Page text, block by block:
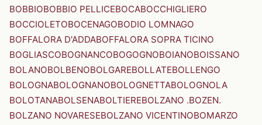
BOBBIOBOBBIO PELLICEBOCABOCCHIGLIERO
BOCCIOLETOBOCENAGOBODIO LOMNAGO
BOFFALORA D'ADDABOFFALORA SOPRA TICINO
BOGLIASCOBOGNANCOBOGOGNOBOIANOBOISSANO
BOLANOBOLBENOBOLGAREBOLLATEBOLLENGO
BOLOGNABOLOGNANOBOLOGNETTABOLOGNOLA
BOLOTANABOLSENABOLTIEREBOLZANO .BOZEN.
BOLZANO NOVARESEBOLZANO VICENTINOBOMARZO